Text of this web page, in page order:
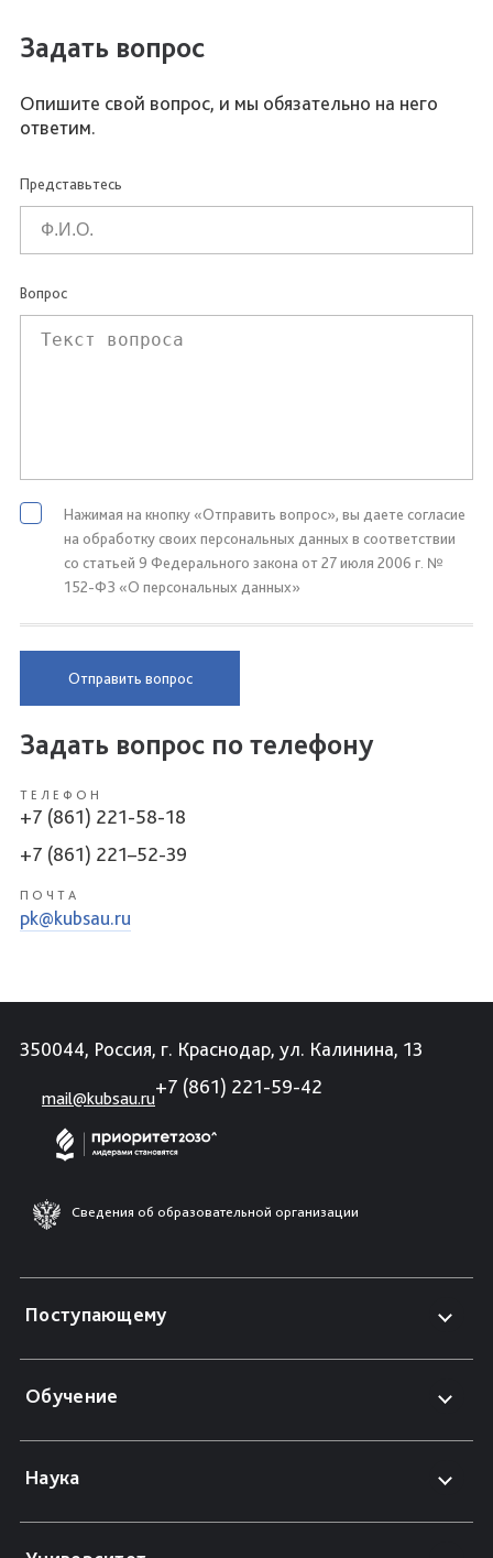
Задать вопрос
Опишите свой вопрос, и мы обязательно на него
ответим.
Представьтесь
Вопрос
Нажимая на кнопку «Отправить вопрос», вы даете согласие
на обработку своих персональных данных в соответствии
со статьей 9 Федерального закона от 27 июля 2006 г. №
152-ФЗ «О персональных данных»
Отправить вопрос
Задать вопрос по телефону
ТЕЛЕФОН
+7 (861) 221-58-18
+7 (861) 221–52-39
ПОЧТА
pk@kubsau.ru
350044, Россия, г. Краснодар, ул. Калинина, 13
mail@kubsau.ru
+7 (861) 221-59-42
Сведения об образовательной организации
Поступающему
Обучение
Наука